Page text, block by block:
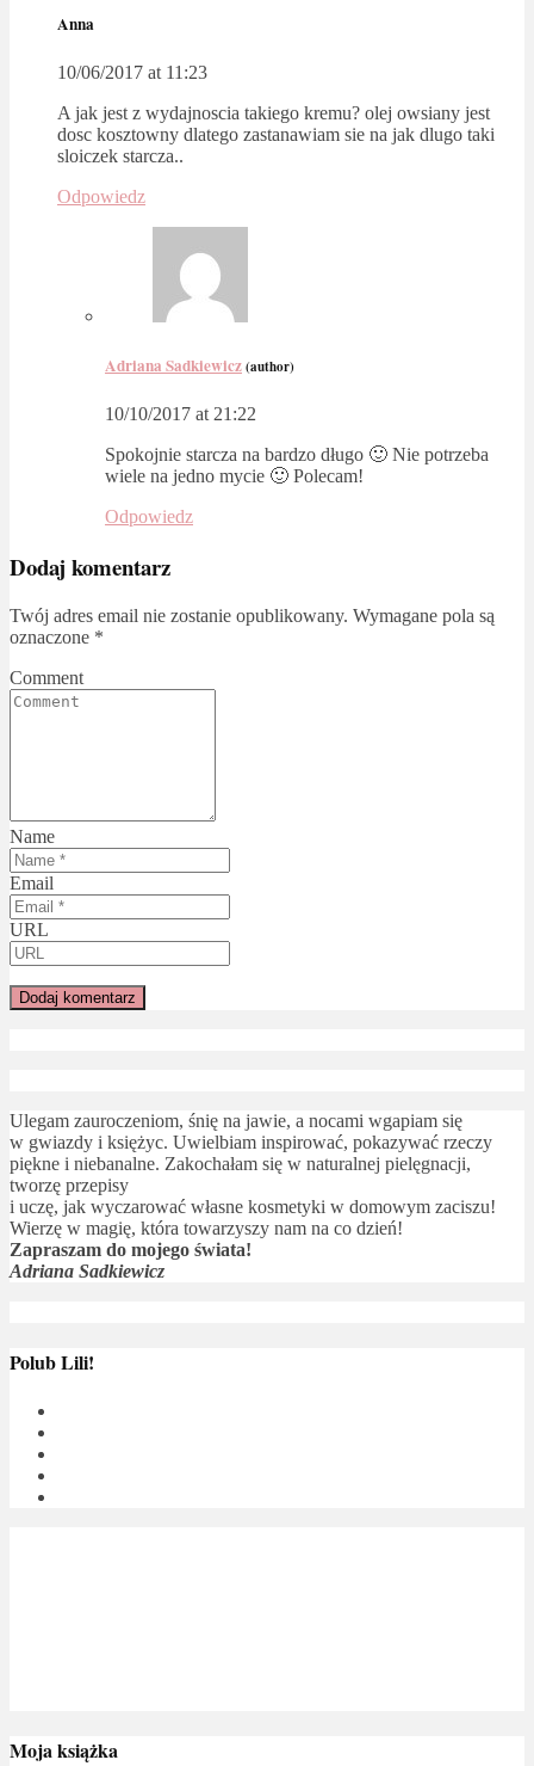
Anna
10/06/2017 at 11:23
A jak jest z wydajnoscia takiego kremu? olej owsiany jest
dosc kosztowny dlatego zastanawiam sie na jak dlugo taki
sloiczek starcza..
Odpowiedz
Adriana Sadkiewicz(author)
10/10/2017 at 21:22
Spokojnie starcza na bardzo długo 🙂 Nie potrzeba
wiele na jedno mycie 🙂 Polecam!
Odpowiedz
Dodaj komentarz
Twój adres email nie zostanie opublikowany. Wymagane pola są
oznaczone *
Comment
Name
Email
URL
Ulegam zauroczeniom, śnię na jawie, a nocami wgapiam się
w gwiazdy i księżyc. Uwielbiam inspirować, pokazywać rzeczy
piękne i niebanalne. Zakochałam się w naturalnej pielęgnacji,
tworzę przepisy
i uczę, jak wyczarować własne kosmetyki w domowym zaciszu!
Wierzę w magię, która towarzyszy nam na co dzień!
Zapraszam do mojego świata!
Adriana Sadkiewicz
Polub Lili!
Moja książka